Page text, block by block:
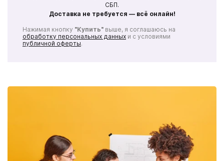
СБП.
Доставка не требуется — всё онлайн!
Нажимая кнопку "Купить" выше, я соглашаюсь на
обработку персональных данных и с условиями
публичной оферты.